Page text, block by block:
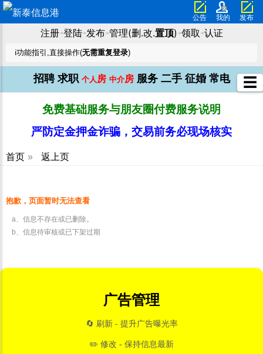
公告 我的 发布
注册➜登陆➜发布➜管理(删.改.置顶) ➜领取 ➜认证
ℹ️功能指引,直接操作(无需重复登录)
招聘 求职 个人 房 中介房 服务 二手 征婚 常电
免费基础服务与朋友圈付费服务说明
严防定金押金诈骗，交易前务必现场核实
首页 » 返上页
抱歉，页面暂时无法查看
a、信息不存在或已删除。
b、信息待审核或已下架过期
广告管理
🔄 刷新 - 提升广告曝光率
✏️ 修改 - 保持信息最新
☰